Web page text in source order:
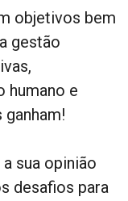
objetivos bem
gestão
humano e
sua opinião
desafios para